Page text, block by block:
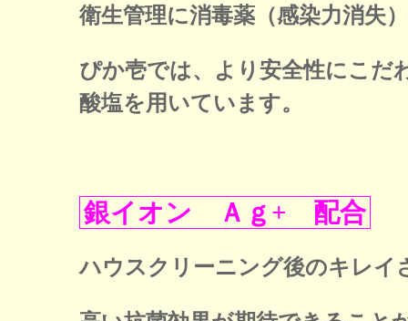
衛生管理に消毒薬（感染力消失
ぴか壱では、より安全性にこだ
酸塩を用いています。
銀イオン Ａｇ+ 配合
ハウスクリーニング後のキレイ